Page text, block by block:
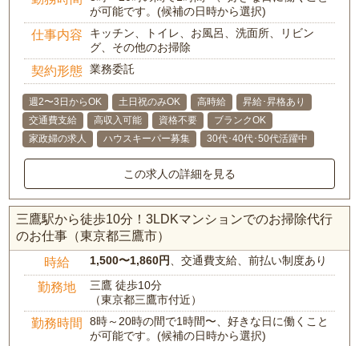
が可能です。(候補の日時から選択)
仕事内容
キッチン、トイレ、お風呂、洗面所、リビン
グ、その他のお掃除
契約形態 業務委託
週2〜3日からOK 土日祝のみOK 高時給
昇給･昇格あり
交通費支給
高収入可能 資格不要
ブランクOK
家政婦の求人
ハウスキーパー募集 30代･40代･50代活躍中
この求人の詳細を見る
三鷹駅から徒歩10分！3LDKマンションでのお掃除代行
のお仕事（東京都三鷹市）
時給 1,500〜1,860円、交通費支給、前払い制度あり
勤務地
三鷹 徒歩10分
（東京都三鷹市付近）
勤務時間
8時～20時の間で1時間〜、好きな日に働くこと
が可能です。(候補の日時から選択)